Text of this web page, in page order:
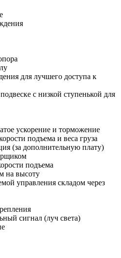
для лучшего доступа к
с низкой ступенькой для
ускорение и торможение
подъема и веса груза
(за дополнительную плату)
подъема
на высоту
управления складом через
сигнал (луч света)